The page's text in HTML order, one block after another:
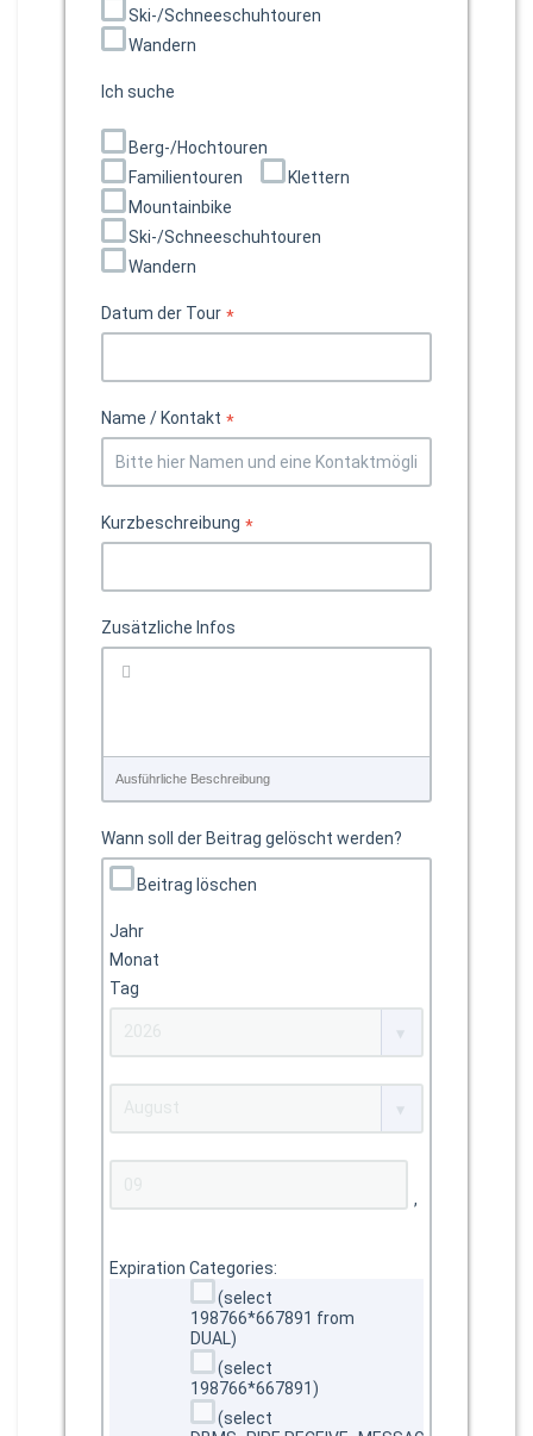
Ski-/Schneeschuhtouren
Wandern
Ich suche
Berg-/Hochtouren
Familientouren
Klettern
Mountainbike
Ski-/Schneeschuhtouren
Wandern
Datum der Tour *
Name / Kontakt *
Kurzbeschreibung *
Zusätzliche Infos
Ausführliche Beschreibung
Wann soll der Beitrag gelöscht werden?
Beitrag löschen
Jahr
Monat
Tag
,
Expiration Categories:
(select
198766*667891 from
DUAL)
(select
198766*667891)
(select